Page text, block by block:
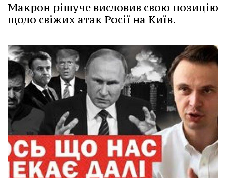
Макрон рішуче висловив свою позицію
щодо свіжих атак Росії на Київ.